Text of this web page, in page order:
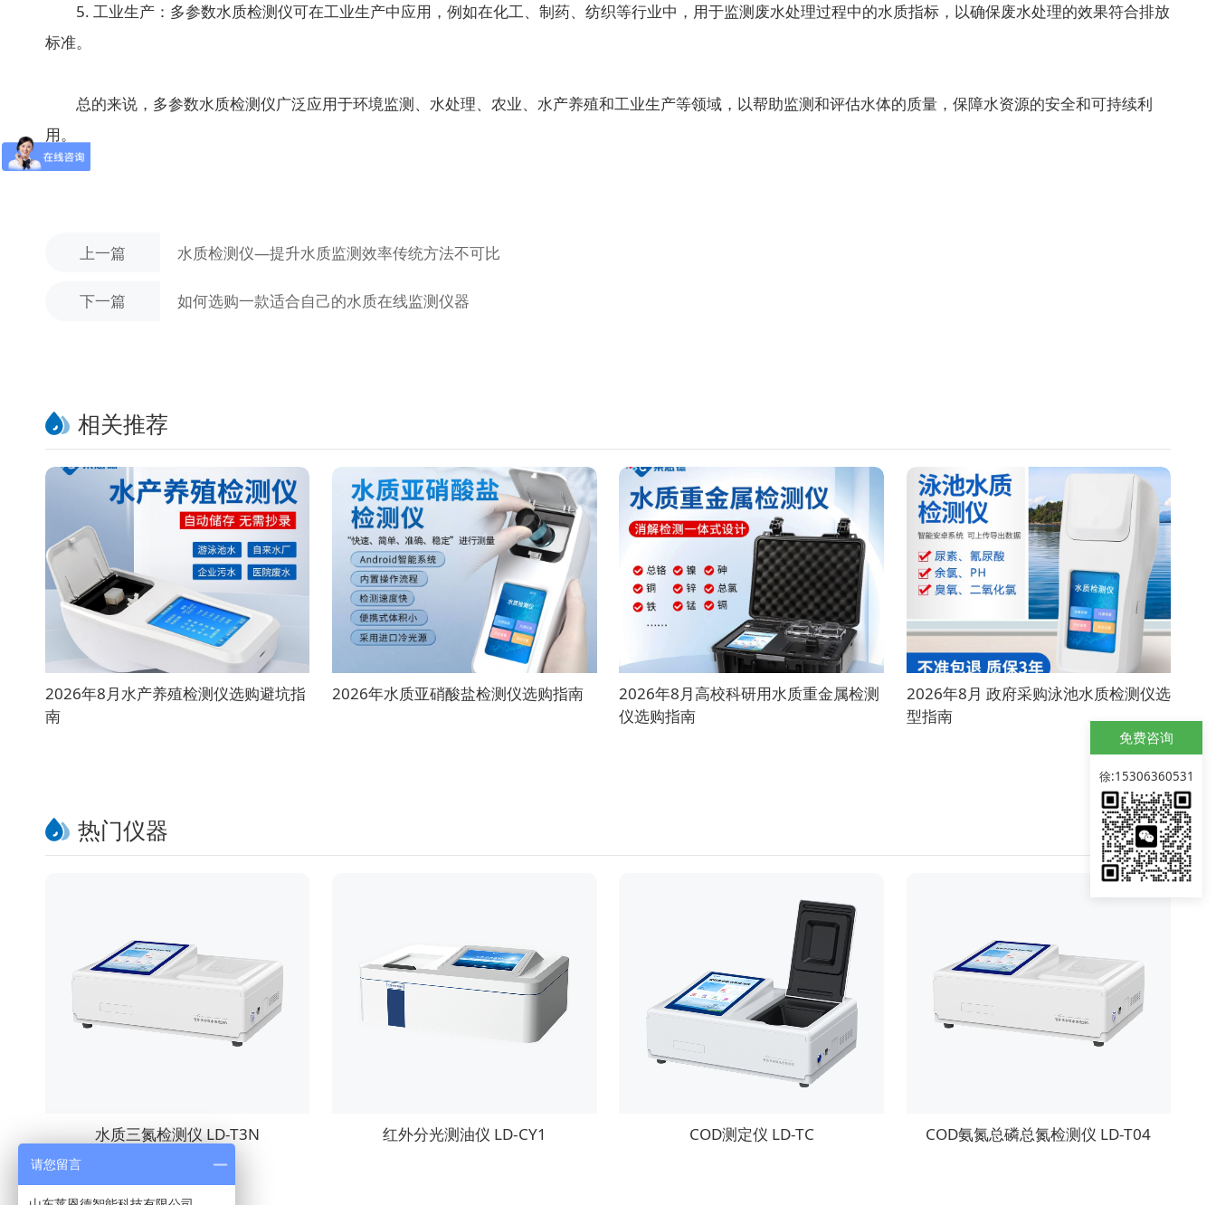
5. 工业生产：多参数水质检测仪可在工业生产中应用，例如在化工、制药、纺织等行业中，用于监测废水处理过程中的水质指标，以确保废水处理的效果符合排放
标准。
总的来说，多参数水质检测仪广泛应用于环境监测、水处理、农业、水产养殖和工业生产等领域，以帮助监测和评估水体的质量，保障水资源的安全和可持续利
用。
上一篇 水质检测仪—提升水质监测效率传统方法不可比
下一篇 如何选购一款适合自己的水质在线监测仪器
相关推荐
2026年8月水产养殖检测仪选购避坑指
南
2026年水质亚硝酸盐检测仪选购指南
2026年8月高校科研用水质重金属检测
仪选购指南
2026年8月 政府采购泳池水质检测仪选
型指南
热门仪器
水质三氮检测仪 LD-T3N 红外分光测油仪 LD-CY1 COD测定仪 LD-TC COD氨氮总磷总氮检测仪 LD-T04
免费咨询
徐:15306360531
请您留言